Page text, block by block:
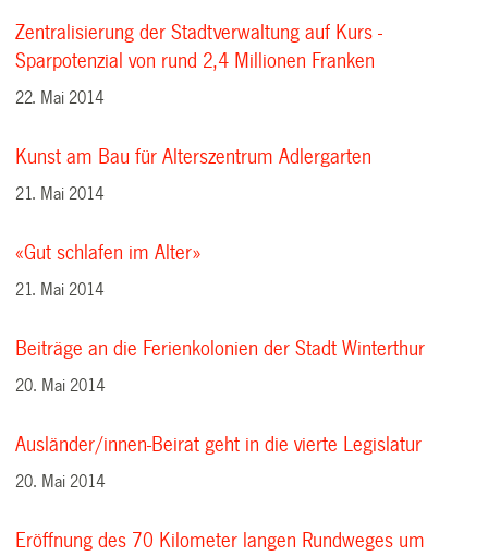
Zentralisierung der Stadtverwaltung auf Kurs -
Sparpotenzial von rund 2,4 Millionen Franken
22. Mai 2014
Kunst am Bau für Alterszentrum Adlergarten
21. Mai 2014
«Gut schlafen im Alter»
21. Mai 2014
Beiträge an die Ferienkolonien der Stadt Winterthur
20. Mai 2014
Ausländer/innen-Beirat geht in die vierte Legislatur
20. Mai 2014
Eröffnung des 70 Kilometer langen Rundweges um